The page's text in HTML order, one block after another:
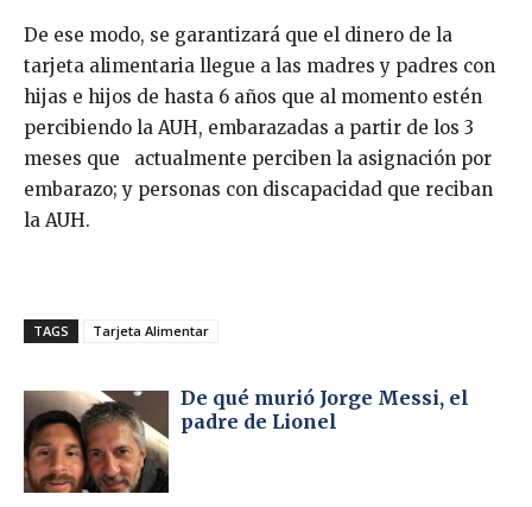
De ese modo, se garantizará que el dinero de la
tarjeta alimentaria llegue a las madres y padres con
hijas e hijos de hasta 6 años que al momento estén
percibiendo la AUH, embarazadas a partir de los 3
meses que actualmente perciben la asignación por
embarazo; y personas con discapacidad que reciban
la AUH.
TAGS Tarjeta Alimentar
De qué murió Jorge Messi, el
padre de Lionel